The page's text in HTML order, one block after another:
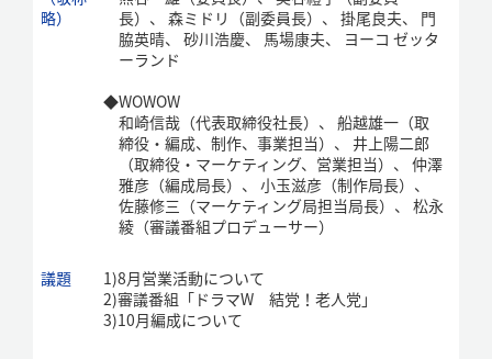
略）
長）、 森ミドリ（副委員長）、 掛尾良夫、 門
脇英晴、 砂川浩慶、 馬場康夫、 ヨーコ ゼッタ
ーランド
◆WOWOW
和崎信哉（代表取締役社長）、 船越雄一（取
締役・編成、制作、事業担当）、 井上陽二郎
（取締役・マーケティング、営業担当）、 仲澤
雅彦（編成局長）、 小玉滋彦（制作局長）、
佐藤修三（マーケティング局担当局長）、 松永
綾（審議番組プロデューサー）
議題 1)8月営業活動について
2)審議番組「ドラマW 結党！老人党」
3)10月編成について